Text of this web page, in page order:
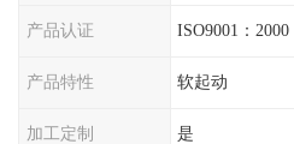
产品认证 ISO9001：2000
产品特性 软起动
加工定制 是